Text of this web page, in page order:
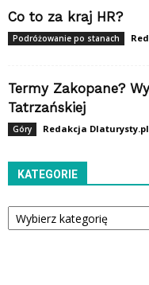
Co to za kraj HR?
Podróżowanie po stanach
Termy Zakopane?
Tatrzańskiej
Góry Redakcja Dlaturysty.pl
KATEGORIE
Kategorie